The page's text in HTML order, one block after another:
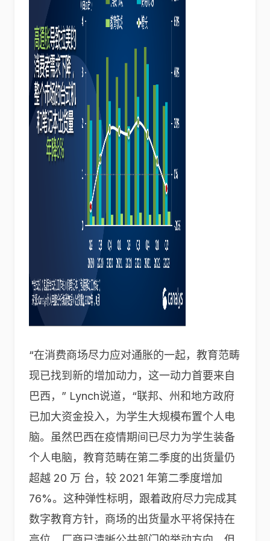
“在消费商场尽力应对通胀的一起，教育范畴
现已找到新的增加动力，这一动力首要来自
巴西，” Lynch说道，“联邦、州和地方政府
已加大资金投入，为学生大规模布置个人电
脑。虽然巴西在疫情期间已尽力为学生装备
个人电脑，教育范畴在第二季度的出货量仍
超越 20 万 台，较 2021 年第二季度增加
76%。这种弹性标明，跟着政府尽力完成其
数字教育方针，商场的出货量水平将保持在